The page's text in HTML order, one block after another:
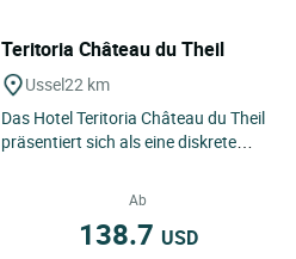
Teritoria Château du Theil
Ussel22 km
Das Hotel Teritoria Château du Theil
präsentiert sich als eine diskrete
Ab
138.7 USD